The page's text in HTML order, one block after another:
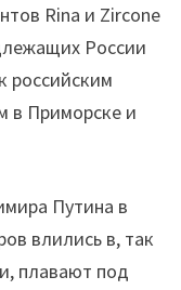
Rina и Zircone
России
российским
в Приморске и
Путина в
влились в, так
плавают под